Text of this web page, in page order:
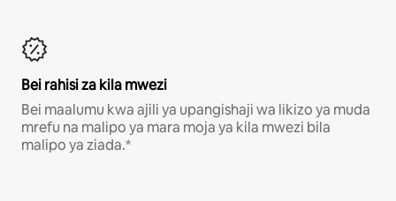
Bei rahisi za kila mwezi
Bei maalumu kwa ajili ya upangishaji wa likizo ya muda
mrefu na malipo ya mara moja ya kila mwezi bila
malipo ya ziada.*